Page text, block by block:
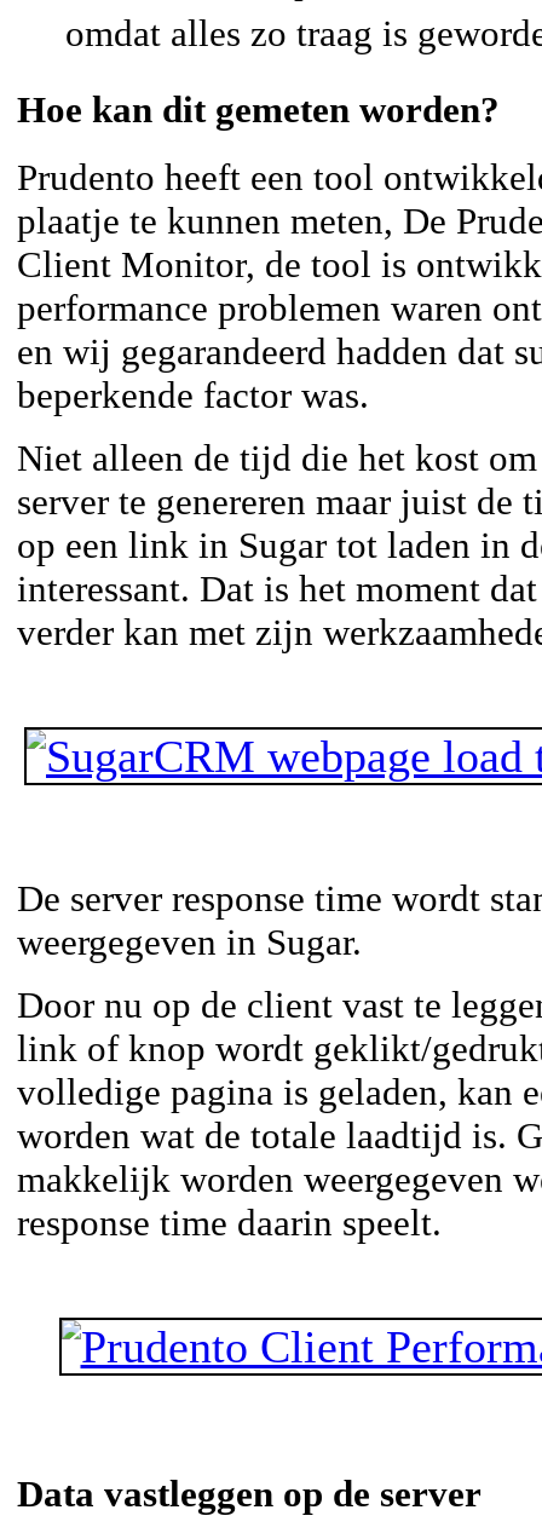
omdat alles zo traag is
Hoe kan dit gemeten worden?
Prudento heeft een tool
plaatje te kunnen meten, De
Client Monitor, de tool is
performance problemen waren
en wij gegarandeerd hadden dat
beperkende factor was.
Niet alleen de tijd die het kost
server te genereren maar juist
op een link in Sugar tot laden in
interessant. Dat is het moment
verder kan met zijn
De server response time wordt
weergegeven in Sugar.
Door nu op de client vast te
link of knop wordt geklikt/
volledige pagina is geladen, kan
worden wat de totale laadtijd is.
makkelijk worden weergegeven
response time daarin speelt.
Data vastleggen op de server